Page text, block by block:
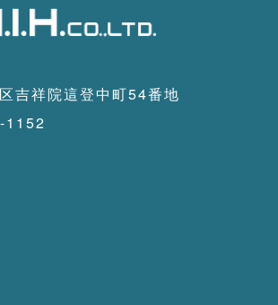
吉祥院這登中町54番地
1152